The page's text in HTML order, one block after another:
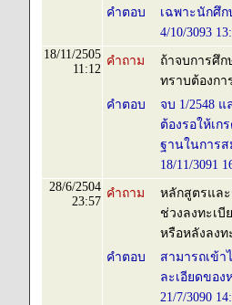
คำตอบ
เฉพาะนักศึก
4/10/3093
18/11/2505
11:12
คำถาม
ถ้าจบการศึ
ทราบต้องก
คำตอบ
จบ 1/2548
ต้องรอให้เ
ฐานในการ
18/11/3091
28/6/2504
23:57
คำถาม
หลักสูตรแล
ช่วงลงทะเบี
หรือหลังลงท
คำตอบ
สามารถเข้า
ละเอียดของ
21/7/3090